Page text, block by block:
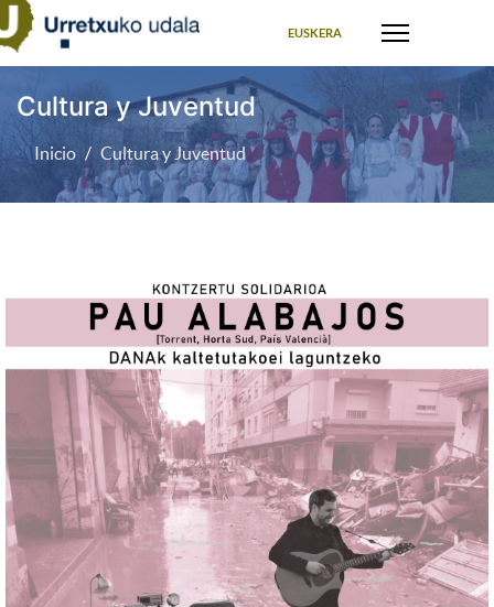
EUSKERA
Cultura y Juventud
Inicio Cultura y Juventud